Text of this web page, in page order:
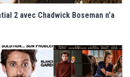
2 avec Chadwick Boseman n’a